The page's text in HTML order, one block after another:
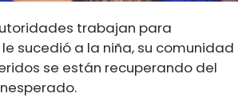
trabajan para
sucedió a la niña, su comunidad
se están recuperando del